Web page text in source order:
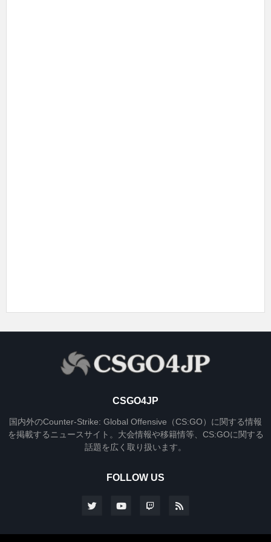
CSGO4JP
国内外のCounter-Strike: Global Offensive（CS:GO）に関する情報
を掲載するニュースサイト。大会情報や移籍情等、CS:GOに関する
話題を広く取り扱います。
FOLLOW US